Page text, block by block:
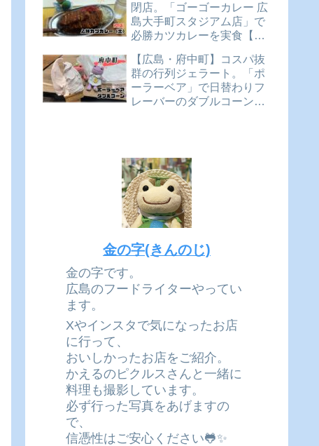
閉店。「ゴーゴーカレー 広
島大手町スタジアム店」で
必勝カツカレーを実食【か
ュー】
【広島・府中町】コスパ抜
群の行列ジェラート。「ポ
ーラーベア」で日替わりフ
レーバーのダブルコーンを
金の字(きんのじ)
金の字です。
広島のフードライターやってい
ます。
Xやインスタで気になったお店
に行って、
おいしかったお店をご紹介。
かえるのピクルスさんと一緒に
料理も撮影しています。
必ず行った写真をあげますの
で、
信憑性はご安心ください🐸✨